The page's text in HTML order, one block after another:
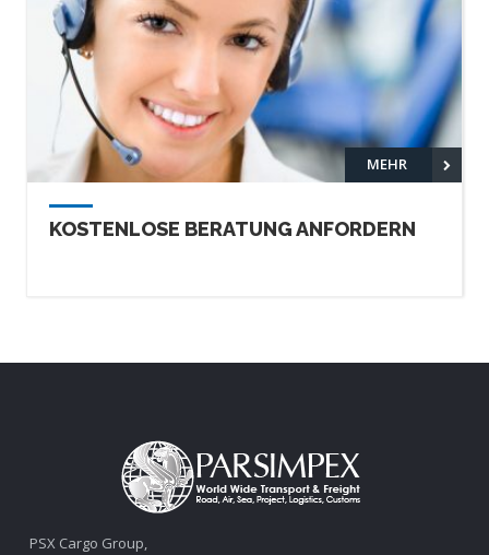
MEHR
KOSTENLOSE BERATUNG ANFORDERN
PSX Cargo Group,